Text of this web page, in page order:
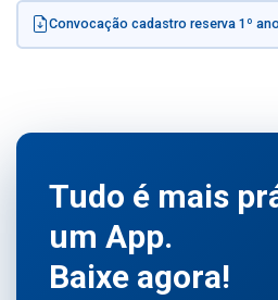
Convocação cadastro reserva 1º
Tudo é mais
um App.
Baixe agora!